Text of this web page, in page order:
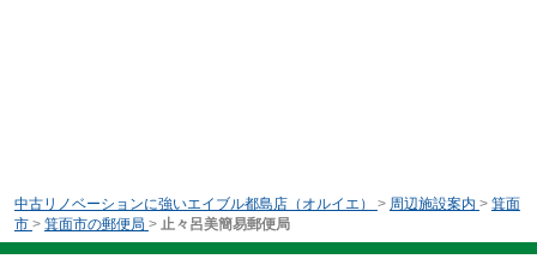
中古リノベーションに強いエイブル都島店（オルイエ） > 周辺施設案内 > 箕面
市 > 箕面市の郵便局 > 止々呂美簡易郵便局